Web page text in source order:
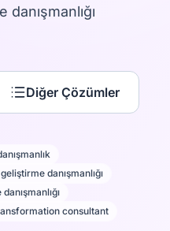
Diğer Çözümler
danışmanlığı
consultant